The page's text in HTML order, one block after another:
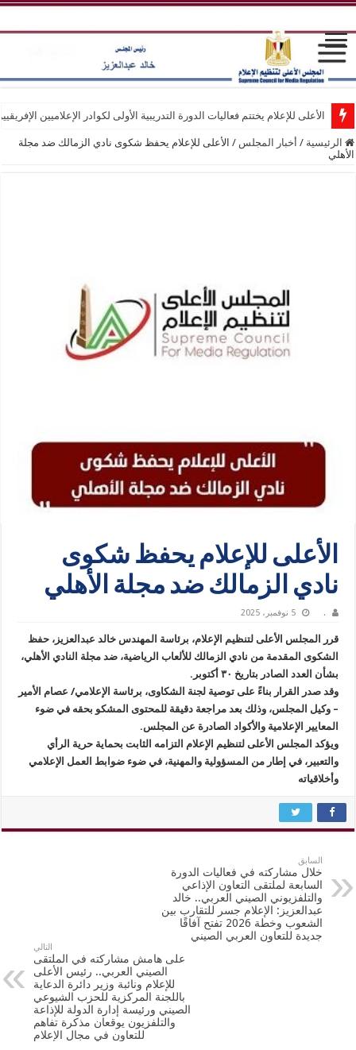
الأعلى للإعلام يختتم فعاليات الدورة التدريبية الأولى لكوادر الإعلاميين
الرئيسية / أخبار المجلس / الأعلى للإعلام يحفظ شكوى نادي الزمالك ضد مجلة
الأهلي
الأعلى للإعلام يحفظ شكوى
نادي الزمالك ضد مجلة الأهلي
. 5 نوفمبر، 2025
قرر المجلس الأعلى لتنظيم الإعلام، برئاسة المهندس خالد عبدالعزيز، حفظ
الشكوى المقدمة من نادي الزمالك للألعاب الرياضية، ضد مجلة النادي الأهلي،
بشأن العدد الصادر بتاريخ ٣٠ أكتوبر.
وقد صدر القرار بناءً على توصية لجنة الشكاوى، برئاسة الإعلامي/ عصام الأمير
– وكيل المجلس، وذلك بعد مراجعة دقيقة للمحتوى المشكو بحقه في ضوء
المعايير الإعلامية والأكواد الصادرة عن المجلس.
ويؤكد المجلس الأعلى لتنظيم الإعلام التزامه الثابت بحماية حرية الرأي
والتعبير، في إطار من المسؤولية والمهنية، في ضوء ضوابط العمل الإعلامي
وأخلاقياته
السابق
خلال مشاركته في فعاليات الدورة
السابعة لملتقى التعاون الإذاعي
والتلفزيوني الصيني العربي.. خالد
عبدالعزيز: الإعلام جسر للتقارب بين
الشعوب وخطة 2026 تفتح آفاقًا
جديدة للتعاون العربي الصيني
التالي
على هامش مشاركته في الملتقى
الصيني العربي.. رئيس الأعلى
للإعلام ونائبة وزير دائرة الدعاية
باللجنة المركزية للحزب الشيوعي
الصيني ورئيسة إدارة الدولة للإذاعة
والتلفزيون يوقعان مذكرة تفاهم
للتعاون في مجال الإعلام